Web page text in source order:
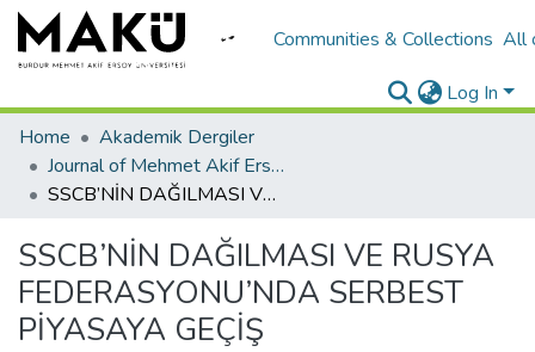
Communities & Collections All
Log In
Home
Akademik Dergiler
Journal of Mehmet Akif Ersoy University Economics and Administrative Sciences Faculty
SSCB’NİN DAĞILMASI VE RUSYA FEDERASYONU’NDA SERBEST PİYASAYA GEÇİŞ
SSCB’NİN DAĞILMASI VE RUSYA
FEDERASYONU’NDA SERBEST
PİYASAYA GEÇİŞ